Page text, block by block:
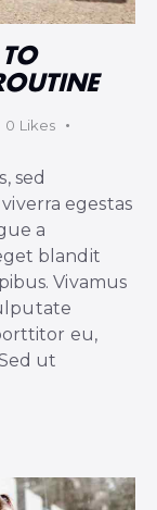
0 Likes
sed
egestas
a
blandit
Vivamus
eu,
ut